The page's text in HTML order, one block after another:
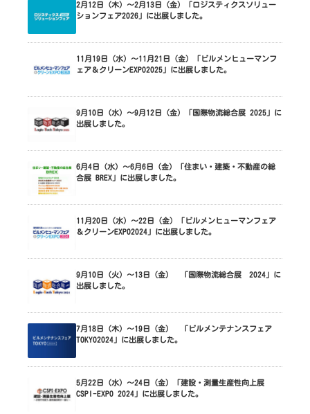
2月12日（木）～2月13日（金）「ロジスティクスソリュー
ションフェア2026」に出展しました。
11月19日（水）～11月21日（金）「ビルメンヒューマンフ
ェア＆クリーンEXPO2025」に出展しました。
9月10日（水）～9月12日（金）「国際物流総合展 2025」に
出展しました。
6月4日（水）～6月6日（金）「住まい・建築・不動産の総
合展 BREX」に出展しました。
11月20日（水）～22日（金）「ビルメンヒューマンフェア
＆クリーンEXPO2024」に出展しました。
9月10日（火）～13日（金） 「国際物流総合展 2024」に
出展しました。
7月18日（木）～19日（金） 「ビルメンテナンスフェア
TOKYO2024」に出展しました。
5月22日（水）～24日（金）「建設・測量生産性向上展
CSPI-EXPO 2024」に出展しました。